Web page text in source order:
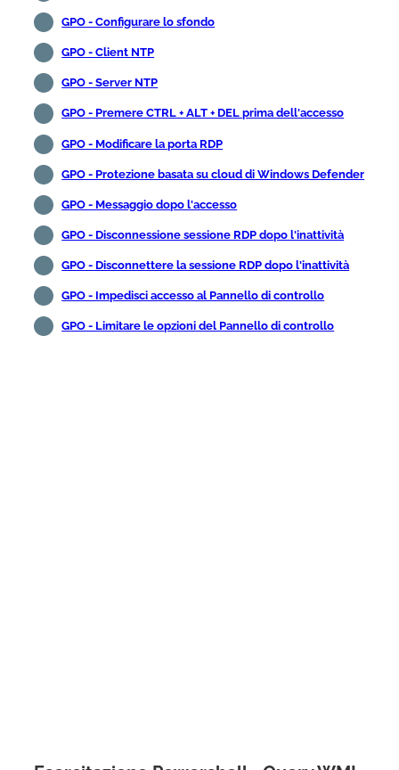
GPO - Configurare lo sfondo
GPO - Client NTP
GPO - Server NTP
GPO - Premere CTRL + ALT + DEL prima dell'accesso
GPO - Modificare la porta RDP
GPO - Protezione basata su cloud di Windows Defender
GPO - Messaggio dopo l'accesso
GPO - Disconnessione sessione RDP dopo l'inattività
GPO - Disconnettere la sessione RDP dopo l'inattività
GPO - Impedisci accesso al Pannello di controllo
GPO - Limitare le opzioni del Pannello di controllo